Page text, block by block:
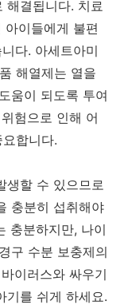
해결됩니다. 치료
이들에게 불편
다. 아세트아미
해열제는 열을
움이 되도록 투여
험으로 인해 어
합니다.
생할 수 있으므로
충분히 섭취해야
충분하지만, 나이
구 수분 보충제의
이러스와 싸우기
기를 쉬게 하세요.